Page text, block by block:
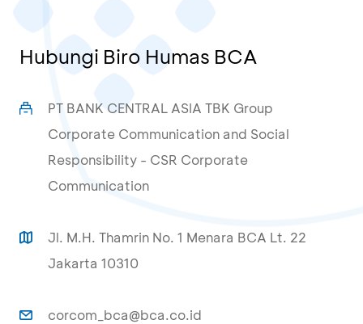
Hubungi Biro Humas BCA
PT BANK CENTRAL ASIA TBK Group
Corporate Communication and Social
Responsibility - CSR Corporate
Communication
Jl. M.H. Thamrin No. 1 Menara BCA Lt. 22
Jakarta 10310
corcom_bca@bca.co.id